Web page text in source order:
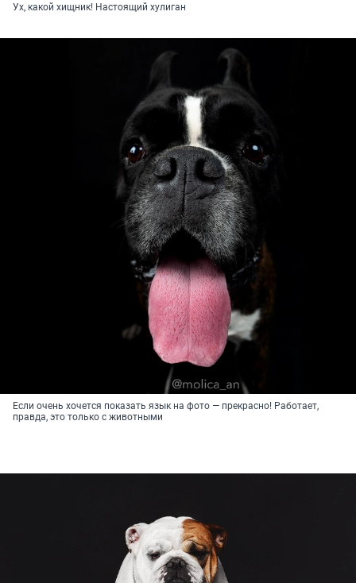
Ух, какой хищник! Настоящий хулиган
Если очень хочется показать язык на фото — прекрасно! Работает,
правда, это только с животными